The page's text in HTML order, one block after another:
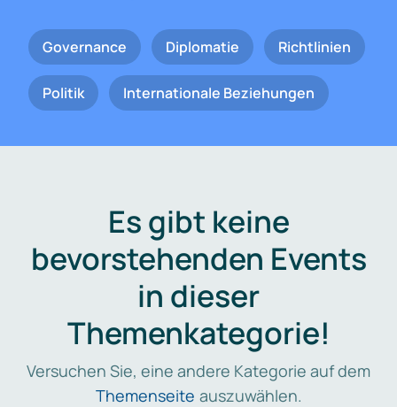
Governance Diplomatie Richtlinien
Politik Internationale Beziehungen
Es gibt keine
bevorstehenden Events
in dieser
Themenkategorie!
Versuchen Sie, eine andere Kategorie auf dem
Themenseite auszuwählen.